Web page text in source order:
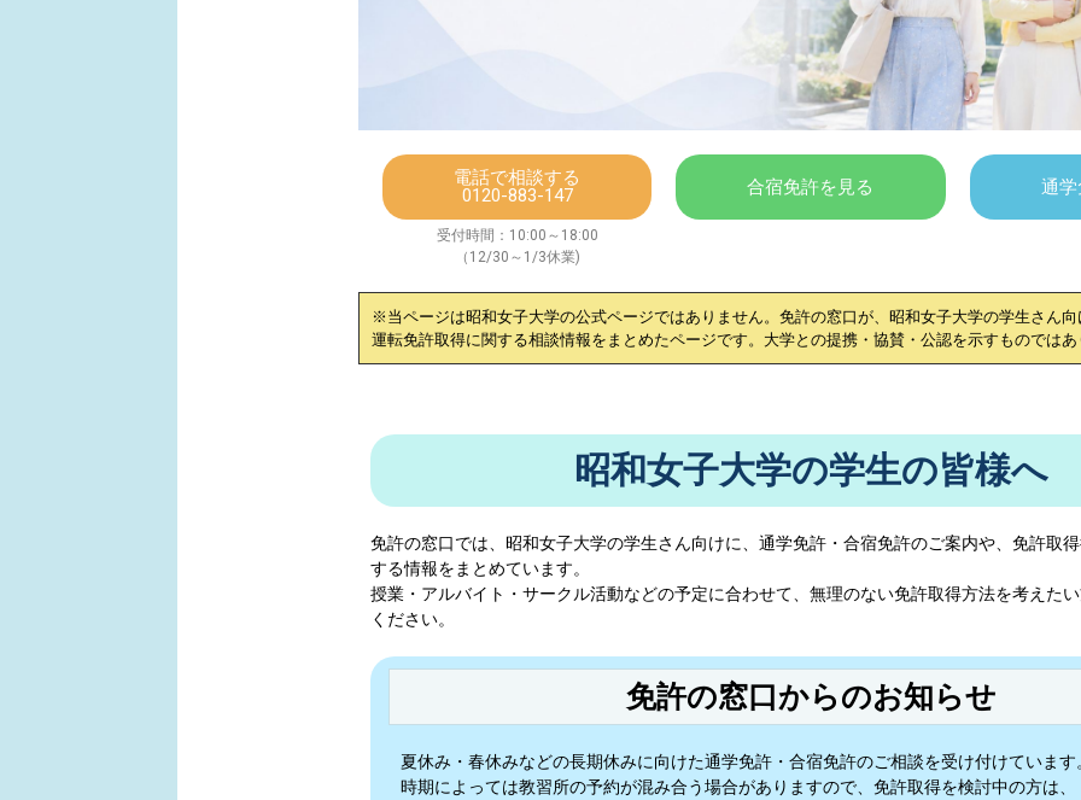
電話で相談する
0120-883-147
受付時間：10:00～18:00
（12/30～1/3休業)
合宿免許を見る 通
※当ページは昭和女子大学の公式ページではありません。免許の窓口が、 昭和女子大学の学生さん向
運転免許取得に関する相談情報をまとめたページです。大学との提携・協賛・公認を示すものでは
昭和女子大学の学生の皆様へ
免許の窓口では、 昭和女子大学の学生さん向けに、通学免許・合宿免許のご案内や、免許取
する情報をまとめています。
授業・アルバイト・サークル活動などの予定に合わせて、無理のない免許取得方法を考えた
ください。
免許の窓口からのお知らせ
夏休み・春休みなどの長期休みに向けた通学免許・合宿免許のご相談を受け付けています
時期によっては教習所の予約が混み合う場合がありますので、免許取得を検討中の方は、